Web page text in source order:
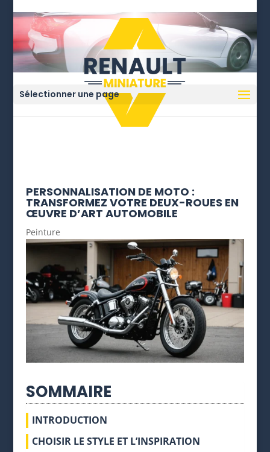
Sélectionner une page
PERSONNALISATION DE MOTO :
TRANSFORMEZ VOTRE DEUX-ROUES EN
ŒUVRE D’ART AUTOMOBILE
Peinture
SOMMAIRE
INTRODUCTION
CHOISIR LE STYLE ET L’INSPIRATION